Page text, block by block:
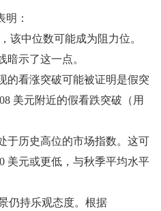
明：
该中位数可能成为阻力位。
暗示了这一点。
的看涨突破可能被证明是假突
美元附近的假看跌突破（用
于历史高位的市场指数。这可
美元或更低，与秋季平均水平
仍持乐观态度。根据